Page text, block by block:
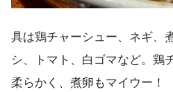
具は鶏チャーシュー、ネギ、
シ、トマト、白ゴマなど。鶏
柔らかく、煮卵もマイウー！